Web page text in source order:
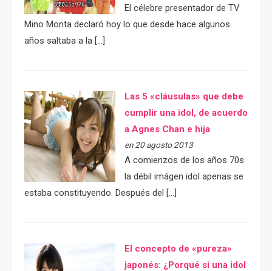
El célebre presentador de TV
Mino Monta declaró hoy lo que desde hace algunos
años saltaba a la […]
Las 5 «cláusulas» que debe
cumplir una idol, de acuerdo
a Agnes Chan e hija
en 20 agosto 2013
A comienzos de los años 70s
la débil imágen idol apenas se
estaba constituyendo. Después del […]
El concepto de «pureza»
japonés: ¿Porqué si una idol